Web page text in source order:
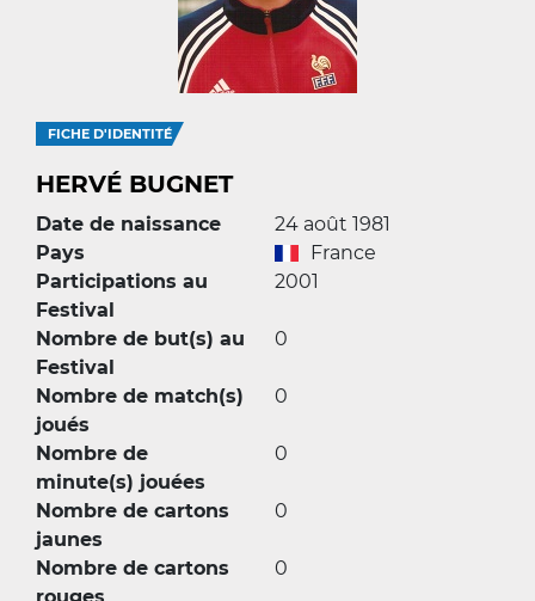
FICHE D'IDENTITÉ
HERVÉ BUGNET
Date de naissance
24 août 1981
Pays
France
Participations au
Festival
2001
Nombre de but(s) au
Festival
0
Nombre de match(s)
joués
0
Nombre de
minute(s) jouées
0
Nombre de cartons
jaunes
0
Nombre de cartons
0